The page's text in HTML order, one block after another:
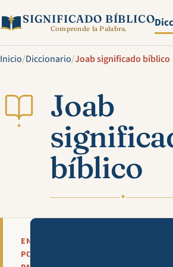
SIGNIFICADO BÍBLICO
Comprende la Palabra.
Inicio/Diccionario/Joab significado bíblico
✦
Joab
bíblico
✦
EN
POCAS
Mira esta